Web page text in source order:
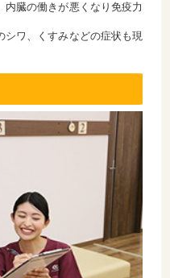
臓の働きが悪くなり免疫力
シワ、くすみなどの症状も現